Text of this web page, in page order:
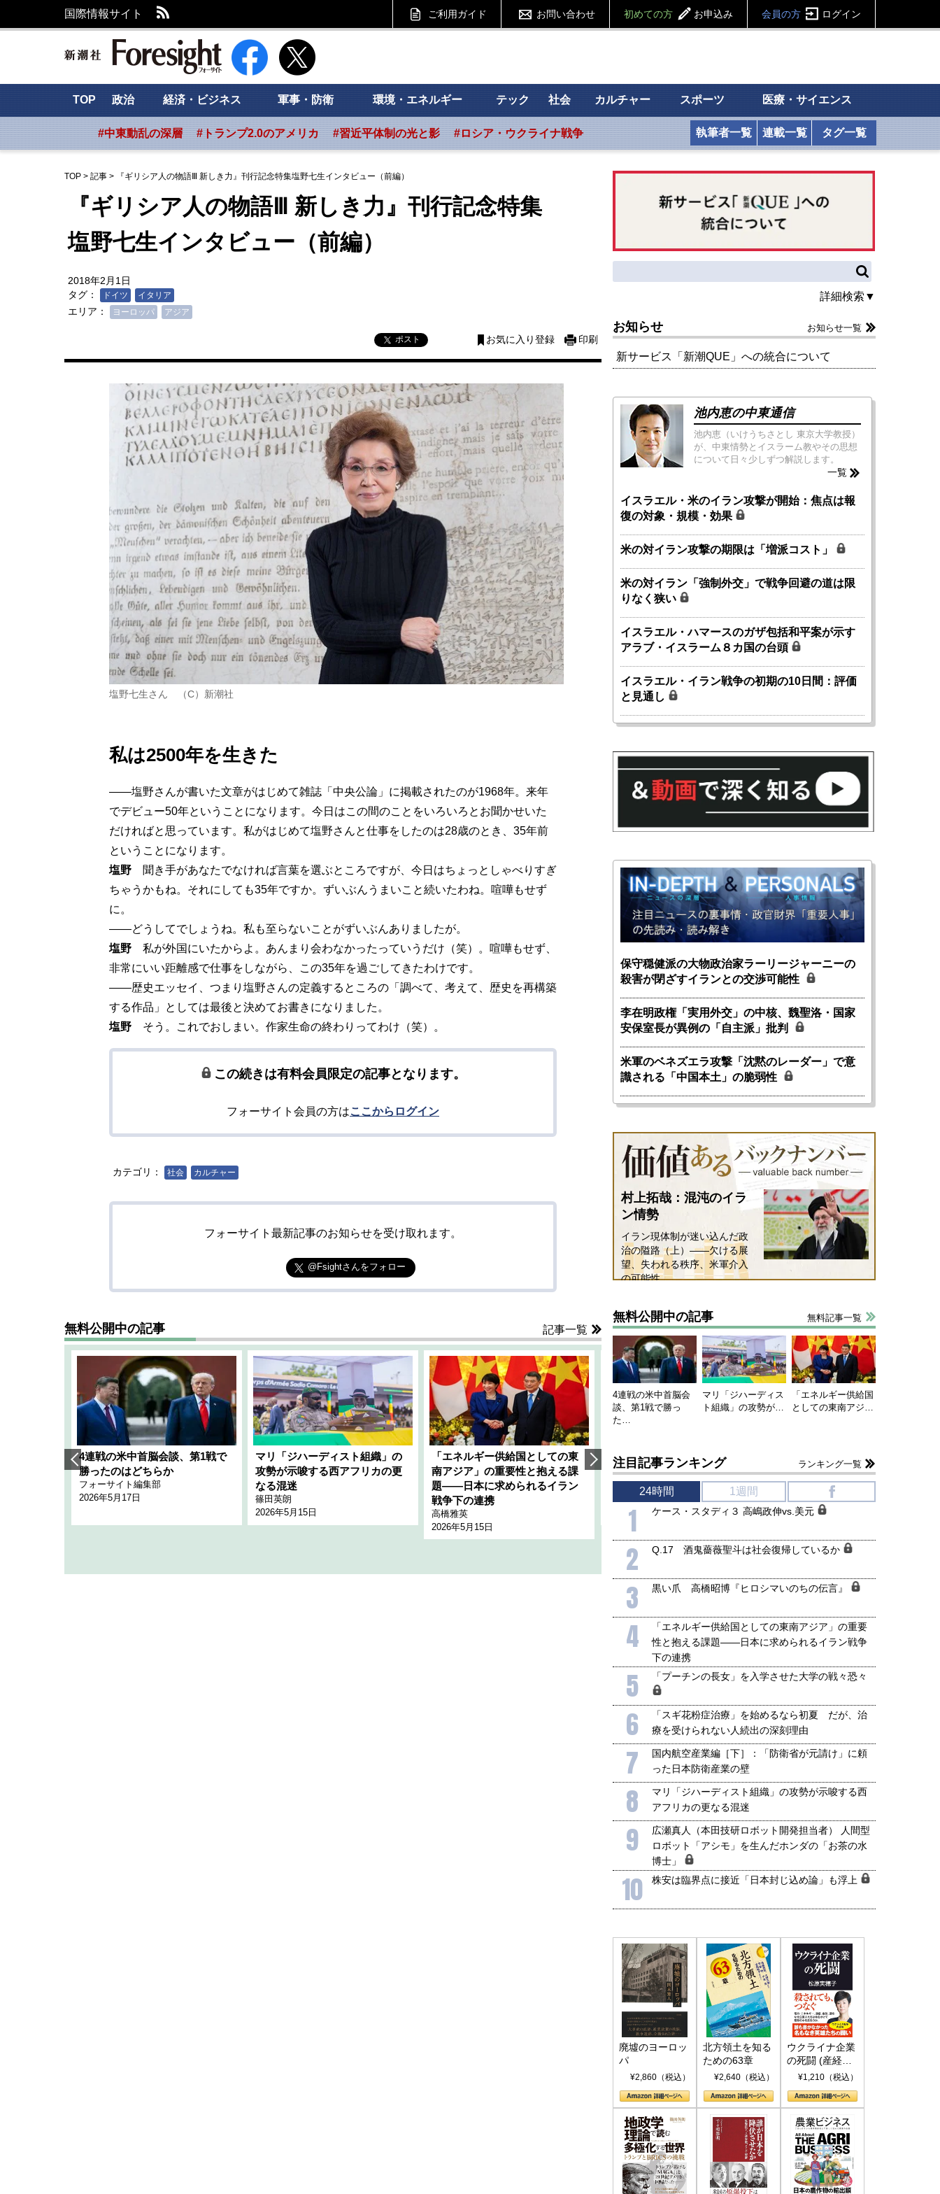
国際情報サイト ご利用ガイド お問い合わせ 初めての方 お申込み 会員の方 ログイン
新潮社 Foresight フォーサイト
TOP 政治 経済・ビジネス 軍事・防衛 環境・エネルギー テック 社会 カルチャー スポーツ 医療・サイエンス
#中東動乱の深層 #トランプ2.0のアメリカ #習近平体制の光と影 #ロシア・ウクライナ戦争 執筆者一覧 連載一覧 タグ一覧
TOP > 記事 > 『ギリシア人の物語Ⅲ 新しき力』刊行記念特集塩野七生インタビュー（前編）
『ギリシア人の物語Ⅲ 新しき力』刊行記念特集
塩野七生インタビュー（前編）
2018年2月1日
タグ：
ドイツ イタリア
エリア： ヨーロッパ アジア
ポスト お気に入り登録 印刷
塩野七生さん （C）新潮社
私は2500年を生きた
――塩野さんが書いた文章がはじめて雑誌「中央公論」に掲載されたのが1968年。来年
でデビュー50年ということになります。今日はこの間のことをいろいろとお聞かせいた
だければと思っています。私がはじめて塩野さんと仕事をしたのは28歳のとき、35年前
ということになります。
塩野 聞き手があなたでなければ言葉を選ぶところですが、今日はちょっとしゃべりすぎ
ちゃうかもね。それにしても35年ですか。ずいぶんうまいこと続いたわね。喧嘩もせず
に。
――どうしてでしょうね。私も至らないことがずいぶんありましたが。
塩野 私が外国にいたからよ。あんまり会わなかったっていうだけ（笑）。喧嘩もせず、
非常にいい距離感で仕事をしながら、この35年を過ごしてきたわけです。
――歴史エッセイ、つまり塩野さんの定義するところの「調べて、考えて、歴史を再構築
する作品」としては最後と決めてお書きになりました。
塩野 そう。これでおしまい。作家生命の終わりってわけ（笑）。
この続きは有料会員限定の記事となります。
フォーサイト会員の方はここからログイン
カテゴリ： 社会 カルチャー
フォーサイト最新記事のお知らせを受け取れます。
@Fsightさんをフォロー
無料公開中の記事 記事一覧
4連戦の米中首脳会談、第1戦で
勝ったのはどちらか
フォーサイト編集部
2026年5月17日
マリ「ジハーディスト組織」の
攻勢が示唆する西アフリカの更
なる混迷
篠田英朗
2026年5月15日
「エネルギー供給国としての東
南アジア」の重要性と抱える課
題――日本に求められるイラン
戦争下の連携
高橋雅英
2026年5月15日
韓国にも理解してほしい「極東
1905年体制」における日米韓安
全保障協力の意味
2026年5月15日
ホルムズ海峡危機で加速したエ
ネルギー転換が「中国依存」に
行き着くリスク
小山堅
2026年5月14日
詳細検索▼
お知らせ お知らせ一覧
新サービス「新潮QUE」への統合について
池内恵の中東通信
池内恵（いけうちさとし 東京大学教授）
が、中東情勢とイスラーム教やその思想
について日々少しずつ解説します。
一覧
イスラエル・米のイラン攻撃が開始：焦点は報
復の対象・規模・効果
米の対イラン攻撃の期限は「増派コスト」
米の対イラン「強制外交」で戦争回避の道は限
りなく狭い
イスラエル・ハマースのガザ包括和平案が示す
アラブ・イスラーム８カ国の台頭
イスラエル・イラン戦争の初期の10日間：評価
と見通し
保守穏健派の大物政治家ラーリージャーニーの
殺害が閉ざすイランとの交渉可能性
李在明政権「実用外交」の中核、魏聖洛・国家
安保室長が異例の「自主派」批判
米軍のベネズエラ攻撃「沈黙のレーダー」で意
識される「中国本土」の脆弱性
村上拓哉：混沌のイラ
ン情勢
イラン現体制が迷い込んだ政
治の隘路（上）――欠ける展
望、失われる秩序、米軍介入
の可能性
無料公開中の記事 無料記事一覧
4連戦の米中首脳会
談、第1戦で勝っ
た…
マリ「ジハーディス
ト組織」の攻勢が…
「エネルギー供給国
としての東南アジ…
注目記事ランキング ランキング一覧
24時間 1週間
1 ケース・スタディ３ 高嶋政伸vs.美元
2 Q.17 酒鬼薔薇聖斗は社会復帰しているか
3 黒い爪 高橋昭博『ヒロシマいのちの伝言』
4
「エネルギー供給国としての東南アジア」の重要
性と抱える課題――日本に求められるイラン戦争
下の連携
5 「プーチンの長女」を入学させた大学の戦々恐々
6
「スギ花粉症治療」を始めるなら初夏 だが、治
療を受けられない人続出の深刻理由
7
国内航空産業編［下］：「防衛省が元請け」に頼
った日本防衛産業の壁
8
マリ「ジハーディスト組織」の攻勢が示唆する西
アフリカの更なる混迷
9
広瀬真人（本田技研ロボット開発担当者） 人間型
ロボット「アシモ」を生んだホンダの「お茶の水
博士」
10 株安は臨界点に接近「日本封じ込め論」も浮上
廃墟のヨーロッ
パ
¥2,860（税込）
北方領土を知る
ための63章
¥2,640（税込）
ウクライナ企業
の死闘 (産経セ
レクト S 039)
¥1,210（税込）